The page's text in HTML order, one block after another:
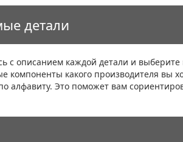
детали
с описанием каждой детали и
компоненты какого производителя вы
алфавиту. Это поможет вам